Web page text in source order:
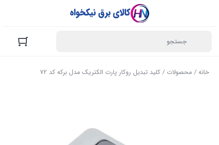
خانه/ محصولات / کلید تبدیل روکار پارت الکتریک مدل برکه کد 72